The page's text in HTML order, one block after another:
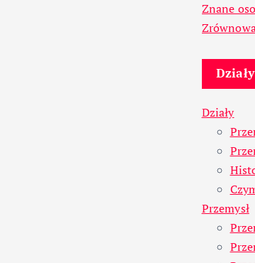
Znane
Działy
Działy
Przemysł